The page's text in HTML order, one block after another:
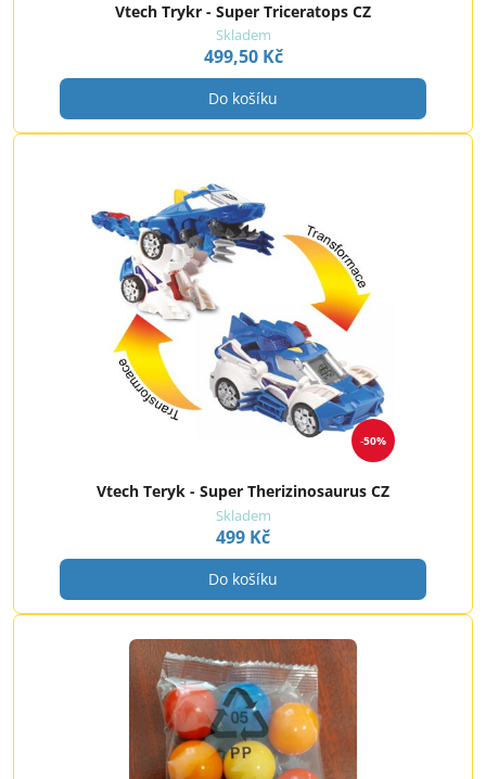
Vtech Trykr - Super Triceratops CZ
Skladem
499,50 Kč
Do košíku
50%
Vtech Teryk - Super Therizinosaurus CZ
Skladem
499 Kč
Do košíku